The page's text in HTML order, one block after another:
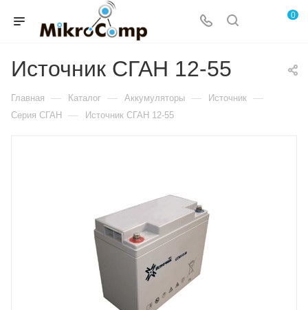
0
Источник СГАН 12-55
Главная — Каталог — Аккумуляторы — Источник —
Серия СГАН — Источник СГАН 12-55